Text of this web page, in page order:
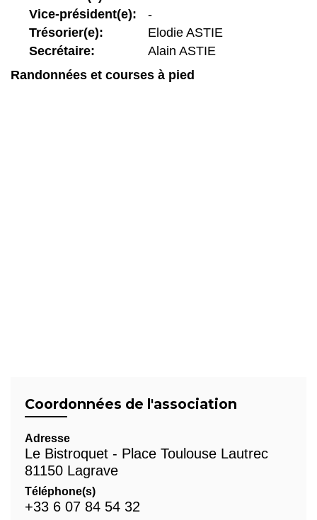
Vice-président(e):
Trésorier(e):
Secrétaire:
-
Elodie ASTIE
Alain ASTIE
Randonnées et courses à pied
Coordonnées de l'association
Adresse
Le Bistroquet - Place Toulouse Lautrec
81150 Lagrave
Téléphone(s)
+33 6 07 84 54 32